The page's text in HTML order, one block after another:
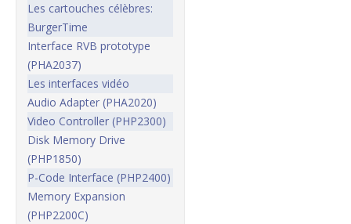
Les cartouches célèbres:
BurgerTime
Interface RVB prototype
(PHA2037)
Les interfaces vidéo
Audio Adapter (PHA2020)
Video Controller (PHP2300)
Disk Memory Drive
(PHP1850)
P-Code Interface (PHP2400)
Memory Expansion
(PHP2200C)